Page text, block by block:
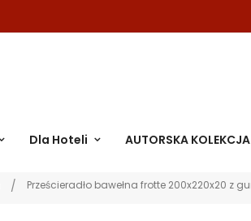
Dla Hoteli AUTORSKA KOLEKCJA
Prześcieradło bawełna frotte 200x220x20 z